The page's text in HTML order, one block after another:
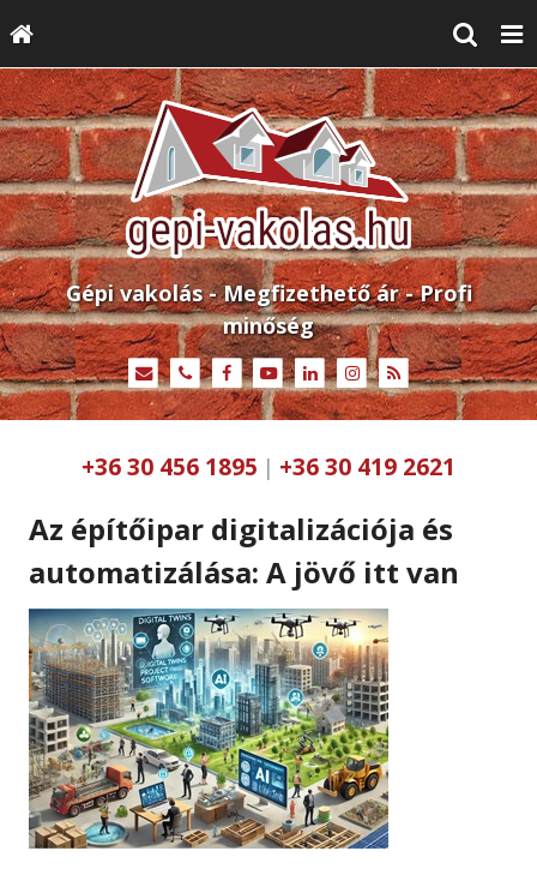
Gépi vakolás - Megfizethető ár - Profi
minőség
+36 30 456 1895 | +36 30 419 2621
Az építőipar digitalizációja és
automatizálása: A jövő itt van